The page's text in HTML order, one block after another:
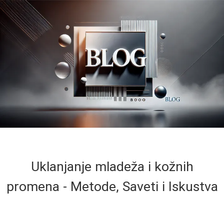
Uklanjanje mladeža i kožnih
promena - Metode, Saveti i Iskustva